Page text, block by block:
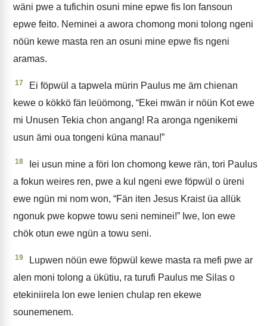
wäni pwe a tufichin osuni mine epwe fis lon fansoun
epwe feito. Neminei a awora chomong moni tolong ngeni
nöün kewe masta ren an osuni mine epwe fis ngeni
aramas.
17
Ei föpwül a tapwela mürin Paulus me äm chienan
kewe o kökkö fän leüömong, “Ekei mwän ir nöün Kot ewe
mi Unusen Tekia chon angang! Ra aronga ngenikemi
usun ämi oua tongeni küna manau!”
18
Iei usun mine a föri lon chomong kewe rän, tori Paulus
a fokun weires ren, pwe a kul ngeni ewe föpwül o üreni
ewe ngün mi nom won, “Fän iten Jesus Kraist üa allük
ngonuk pwe kopwe towu seni neminei!” Iwe, lon ewe
chök otun ewe ngün a towu seni.
19
Lupwen nöün ewe föpwül kewe masta ra mefi pwe ar
alen moni tolong a ükütiu, ra turufi Paulus me Silas o
etekiniirela lon ewe lenien chulap ren ekewe
sounemenem.